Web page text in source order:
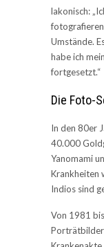
lakonisch:
Umstände.
habe ich
fortgesetzt.“
Die Foto-
In den 80er
40.000
Yanomami
Krankheiten
Indios sind
Von 1981
Porträtbilder